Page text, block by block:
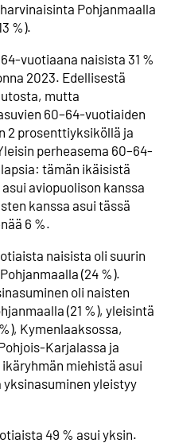
Pohjanmaalla
%).
vuotiaana naisista 31 %
2023. Edellisestä
mutta
60–64-vuotiaiden
2 prosenttiyksiköllä ja
perheasema 60–64-
tämän ikäisistä
aviopuolison kanssa
kanssa asui tässä
6 %.
naisista oli suurin
(24 %).
oli naisten
(21 %), yleisintä
Kymenlaaksossa,
Karjalassa ja
miehistä asui
yleistyy
49 % asui yksin.